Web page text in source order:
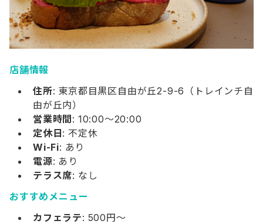
店舗情報
住所: 東京都目黒区自由が丘2-9-6（トレインチ自
由が丘内）
営業時間: 10:00～20:00
定休日: 不定休
Wi-Fi: あり
電源: あり
テラス席: なし
おすすめメニュー
カフェラテ: 500円～